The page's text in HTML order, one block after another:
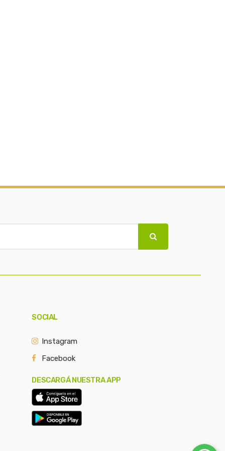
SOCIAL
Instagram
Facebook
DESCARGÁ NUESTRA APP